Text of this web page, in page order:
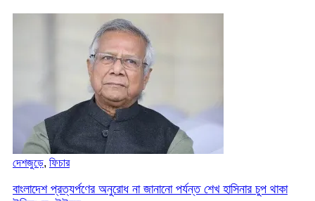
দেশজুড়ে, ফিচার
বাংলাদেশ প্রত্যর্পণের অনুরোধ না জানানো পর্যন্ত শেখ হাসিনার চুপ থাকা